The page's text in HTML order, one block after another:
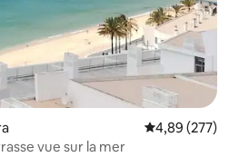
Évaluation
4,89 (277)
vue sur la mer